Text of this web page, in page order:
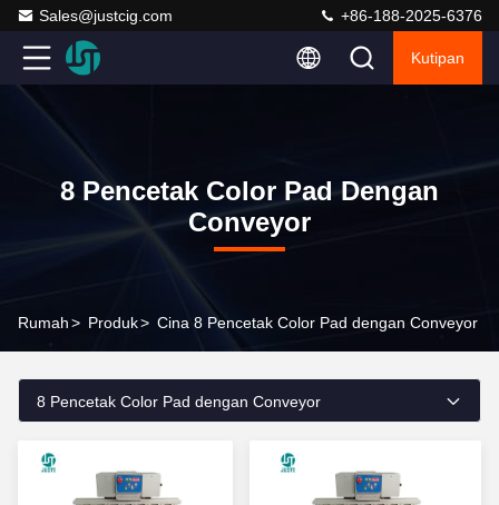
Sales@justcig.com +86-188-2025-6376
Kutipan
8 Pencetak Color Pad Dengan
Conveyor
Rumah> Produk> Cina 8 Pencetak Color Pad dengan Conveyor
8 Pencetak Color Pad dengan Conveyor